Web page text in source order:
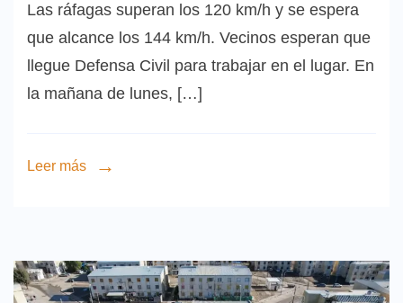
Las ráfagas superan los 120 km/h y se espera
que alcance los 144 km/h. Vecinos esperan que
llegue Defensa Civil para trabajar en el lugar. En
la mañana de lunes, […]
Leer más